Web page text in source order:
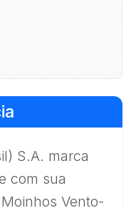
S.A. marca
com sua
Vento-